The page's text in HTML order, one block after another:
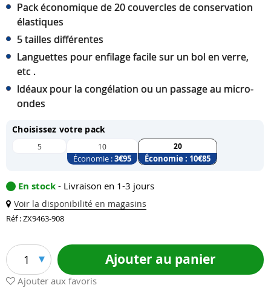
Pack économique de 20 couvercles de conservation
élastiques
5 tailles différentes
Languettes pour enfilage facile sur un bol en verre,
etc .
Idéaux pour la congélation ou un passage au micro-
ondes
Choisissez votre pack
5 10
Économie :3€95
20
Économie : 10€85
En stock - Livraison en 1-3 jours
Voir la disponibilité en magasins
Réf : ZX9463-908
1 Ajouter au panier
Ajouter aux favoris